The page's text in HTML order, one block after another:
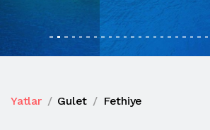
Yatlar Gulet Fethiye